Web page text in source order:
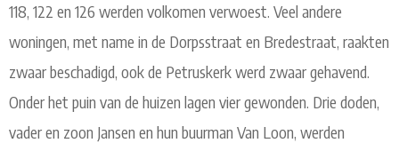
118, 122 en 126 werden volkomen verwoest. Veel andere
woningen, met name in de Dorpsstraat en Bredestraat, raakten
zwaar beschadigd, ook de Petruskerk werd zwaar gehavend.
Onder het puin van de huizen lagen vier gewonden. Drie doden,
vader en zoon Jansen en hun buurman Van Loon, werden